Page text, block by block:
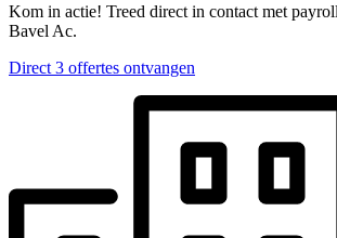
Kom in actie! Treed direct in contact met
Bavel Ac.
Direct 3 offertes ontvangen